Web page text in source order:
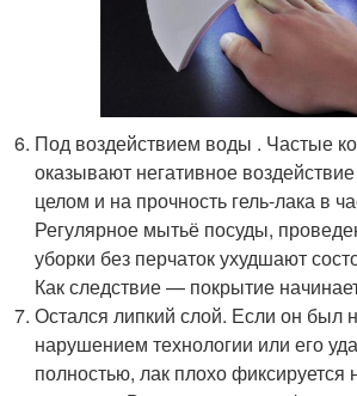
Под воздействием воды . Частые
оказывают негативное
целом и на прочность гель-лака в
Регулярное мытьё посуды,
уборки без перчаток ухудшают
Как следствие — покрытие
Остался липкий слой. Если он был
нарушением технологии или его
полностью, лак плохо фиксируется